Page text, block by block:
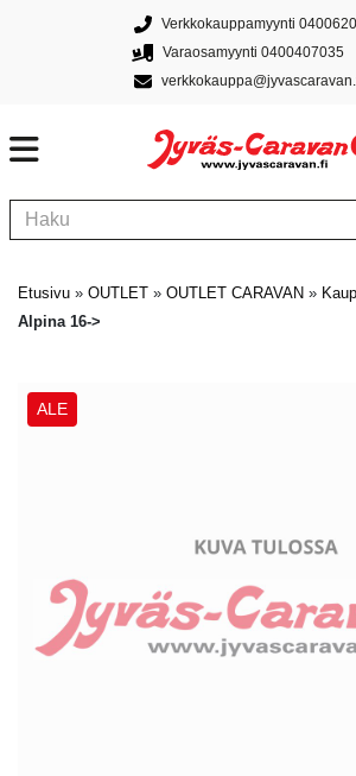
Verkkokauppamyynti
Varaosamyynti 0400407035
Etusivu » OUTLET » OUTLET CARAVAN »
Alpina 16->
ALE